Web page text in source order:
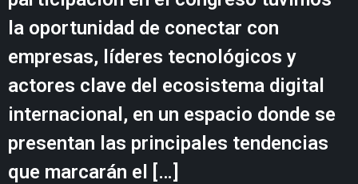
la oportunidad de conectar con
empresas, líderes tecnológicos y
actores clave del ecosistema digital
internacional, en un espacio donde se
presentan las principales tendencias
que marcarán el […]